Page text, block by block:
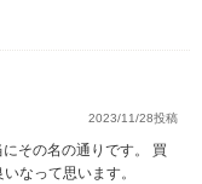
2023/11/28投稿
その名の通りです。 買
なって思います。